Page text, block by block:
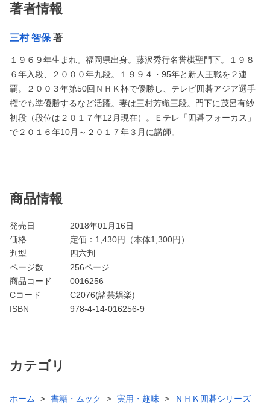
著者情報
三村 智保 著
１９６９年生まれ。福岡県出身。藤沢秀行名誉棋聖門下。１９８
６年入段、２０００年九段。１９９４・95年と新人王戦を２連
覇。２００３年第50回ＮＨＫ杯で優勝し、テレビ囲碁アジア選手
権でも準優勝するなど活躍。妻は三村芳織三段。門下に茂呂有紗
初段（段位は２０１７年12月現在）。Ｅテレ「囲碁フォーカス」
で２０１６年10月～２０１７年３月に講師。
商品情報
発売日
2018年01月16日
価格
定価： 1,430円（本体1,300円）
判型
四六判
ページ数
256ページ
商品コード
0016256
Cコード
C2076(諸芸娯楽)
ISBN
978-4-14-016256-9
カテゴリ
ホーム 書籍・ムック 実用・趣味 ＮＨＫ囲碁シリーズ